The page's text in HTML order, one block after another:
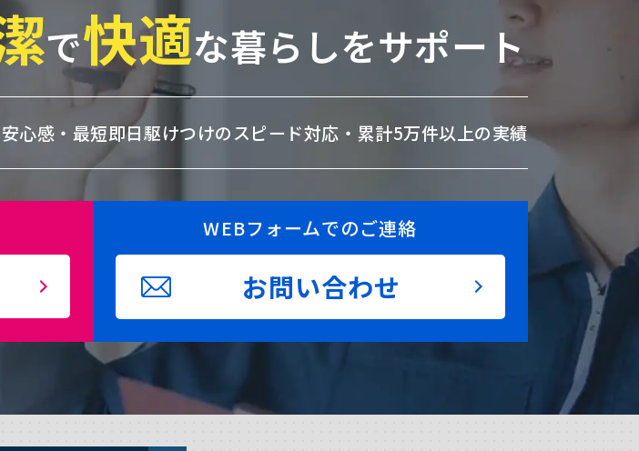
で快適な暮らしをサポート
心感・ 最短即日駆けつけのスピード対応・ 累計5万件以上の実績
WEBフォームでのご連絡
お問い合わせ